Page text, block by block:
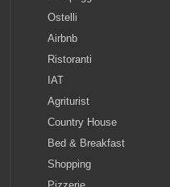
Ostelli
Airbnb
Ristoranti
IAT
Agriturist
Country House
Bed & Breakfast
Shopping